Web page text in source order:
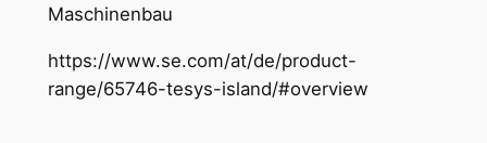
Maschinenbau
https://www.se.com/at/de/product-
range/65746-tesys-island/#overview